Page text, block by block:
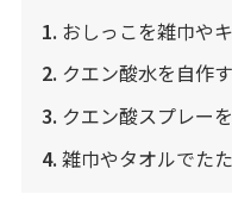
1. おしっこを雑巾や
2. クエン酸水を自作
3. クエン酸スプレー
4. 雑巾やタオルでた